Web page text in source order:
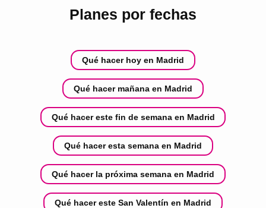
Planes por fechas
Qué hacer hoy en Madrid
Qué hacer mañana en Madrid
Qué hacer este fin de semana en Madrid
Qué hacer esta semana en Madrid
Qué hacer la próxima semana en Madrid
Qué hacer este San Valentín en Madrid